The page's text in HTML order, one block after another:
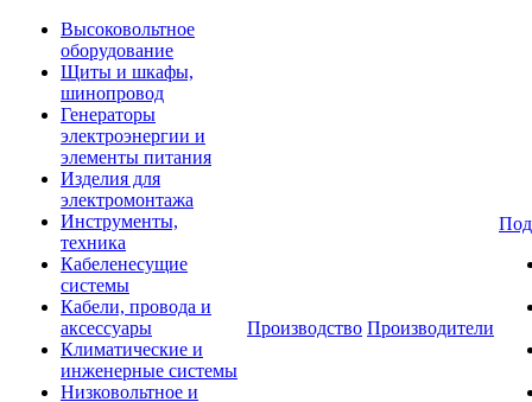
Высоковольтное
оборудование
Щиты и шкафы,
шинопровод
Генераторы
электроэнергии и
элементы питания
Изделия для
электромонтажа
Инструменты,
техника
Кабеленесущие
системы
Кабели, провода и
аксессуары
Климатические и
инженерные системы
Низковольтное и
Производство Производители